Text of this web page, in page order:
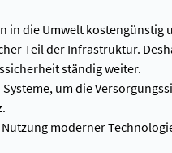
die Umwelt kostengünstig
Teil der Infrastruktur.
ständig weiter.
um die
moderner